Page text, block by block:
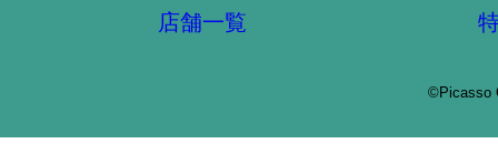
店舗一覧
©Picasso